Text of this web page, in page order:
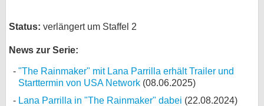
Status: verlängert um Staffel 2
News zur Serie:
"The Rainmaker" mit Lana Parrilla erhält Trailer und
Starttermin von USA Network (08.06.2025)
Lana Parrilla in "The Rainmaker" dabei (22.08.2024)
Desktop-Ansicht